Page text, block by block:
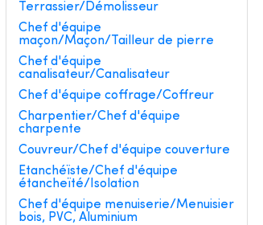
Terrassier/Démolisseur
Chef d'équipe
maçon/Maçon/Tailleur de pierre
Chef d'équipe
canalisateur/Canalisateur
Chef d'équipe coffrage/Coffreur
Charpentier/Chef d'équipe
charpente
Couvreur/Chef d'équipe couverture
Etanchéïste/Chef d'équipe
étancheïté/Isolation
Chef d'équipe menuiserie/Menuisier
bois, PVC, Aluminium